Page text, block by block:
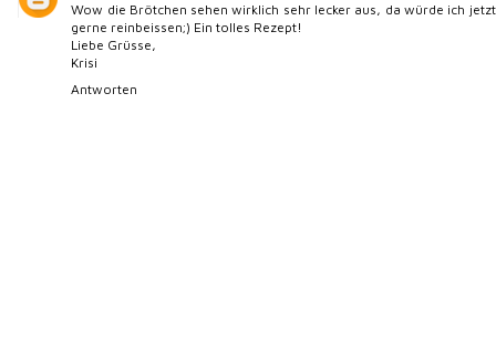
Wow die Brötchen sehen wirklich sehr lecker aus, da würde ich jetzt
gerne reinbeissen;) Ein tolles Rezept!
Liebe Grüsse,
Krisi
Antworten